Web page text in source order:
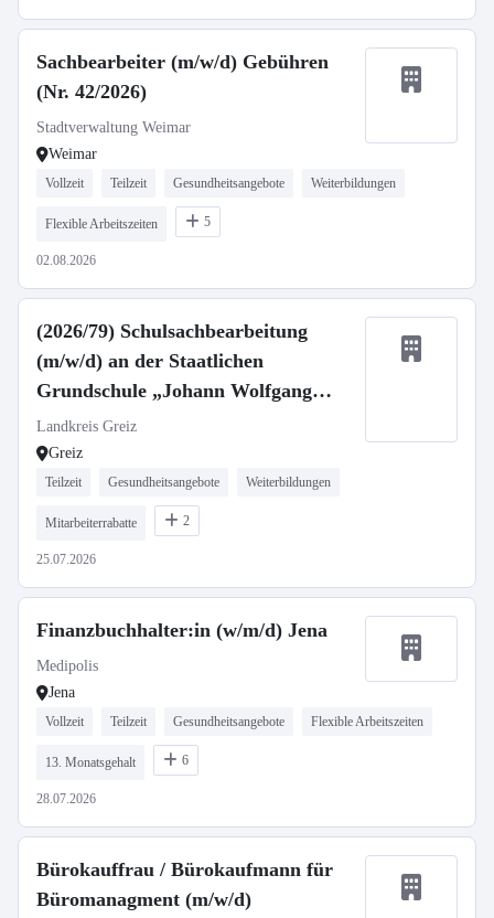
Sachbearbeiter (m/w/d) Gebühren
(Nr. 42/2026)
Stadtverwaltung Weimar
Weimar
Vollzeit Teilzeit Gesundheitsangebote Weiterbildungen
Flexible Arbeitszeiten 5
02.08.2026
(2026/79) Schulsachbearbeitung
(m/w/d) an der Staatlichen
Grundschule „Johann Wolfgang
Goethe“ und am Staatlichen
Förderzentrum „Friedrich Fröbel“
in Greiz
Landkreis Greiz
Greiz
Teilzeit Gesundheitsangebote Weiterbildungen
Mitarbeiterrabatte 2
25.07.2026
Finanzbuchhalter:in (w/m/d) Jena
Medipolis
Jena
Vollzeit Teilzeit Gesundheitsangebote Flexible Arbeitszeiten
13. Monatsgehalt 6
28.07.2026
Bürokauffrau / Bürokaufmann für
Büromanagment (m/w/d)